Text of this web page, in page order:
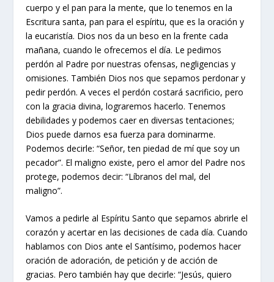
cuerpo y el pan para la mente, que lo tenemos en la
Escritura santa, pan para el espíritu, que es la oración y
la eucaristía. Dios nos da un beso en la frente cada
mañana, cuando le ofrecemos el día. Le pedimos
perdón al Padre por nuestras ofensas, negligencias y
omisiones. También Dios nos que sepamos perdonar y
pedir perdón. A veces el perdón costará sacrificio, pero
con la gracia divina, lograremos hacerlo. Tenemos
debilidades y podemos caer en diversas tentaciones;
Dios puede darnos esa fuerza para dominarme.
Podemos decirle: “Señor, ten piedad de mí que soy un
pecador”. El maligno existe, pero el amor del Padre nos
protege, podemos decir: “Líbranos del mal, del
maligno”.
Vamos a pedirle al Espíritu Santo que sepamos abrirle el
corazón y acertar en las decisiones de cada día. Cuando
hablamos con Dios ante el Santísimo, podemos hacer
oración de adoración, de petición y de acción de
gracias. Pero también hay que decirle: “Jesús, quiero